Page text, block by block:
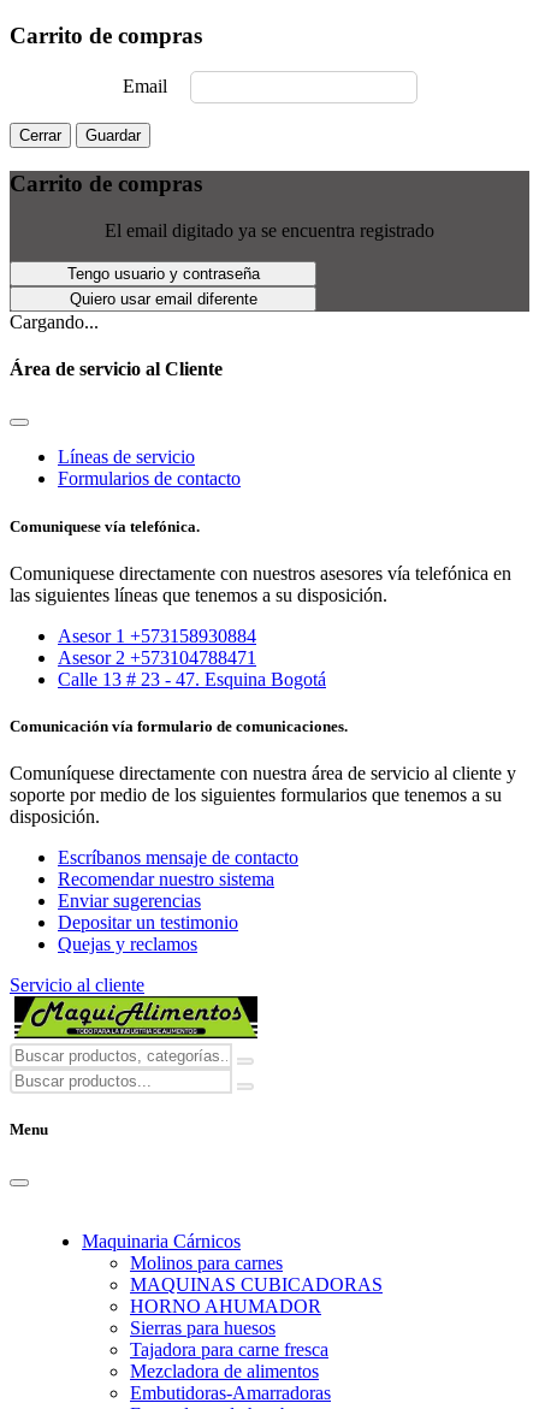
Carrito de compras
Email
Cerrar Guardar
Carrito de compras
El email digitado ya se encuentra registrado
Tengo usuario y contraseña
Quiero usar email diferente
Cargando...
Área de servicio al Cliente
Líneas de servicio
Formularios de contacto
Comuniquese vía telefónica.
Comuniquese directamente con nuestros asesores vía telefónica en
las siguientes líneas que tenemos a su disposición.
Asesor 1 +573158930884
Asesor 2 +573104788471
Calle 13 # 23 - 47. Esquina Bogotá
Comunicación vía formulario de comunicaciones.
Comuníquese directamente con nuestra área de servicio al cliente y
soporte por medio de los siguientes formularios que tenemos a su
disposición.
Escríbanos mensaje de contacto
Recomendar nuestro sistema
Enviar sugerencias
Depositar un testimonio
Quejas y reclamos
Servicio al cliente
Menu
Maquinaria Cárnicos
Molinos para carnes
MAQUINAS CUBICADORAS
HORNO AHUMADOR
Sierras para huesos
Tajadora para carne fresca
Mezcladora de alimentos
Embutidoras-Amarradoras